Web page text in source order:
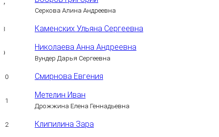
7
Серкова Алина Андреевна
8 Каменских Ульяна Сергеевна
9
Николаева Анна Андреевна
Вундер Дарья Сергеевна
10 Смирнова Евгения
11
Метелин Иван
Дрожжина Елена Геннадьевна
12 Клипилина Зара